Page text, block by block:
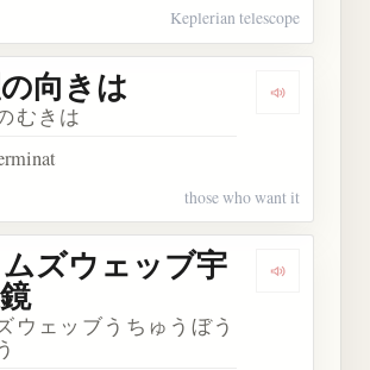
Keplerian telescope
Dengarkan
向きは
むきは
those who want it
ズウェッブ宇
ウェッブうちゅうぼう